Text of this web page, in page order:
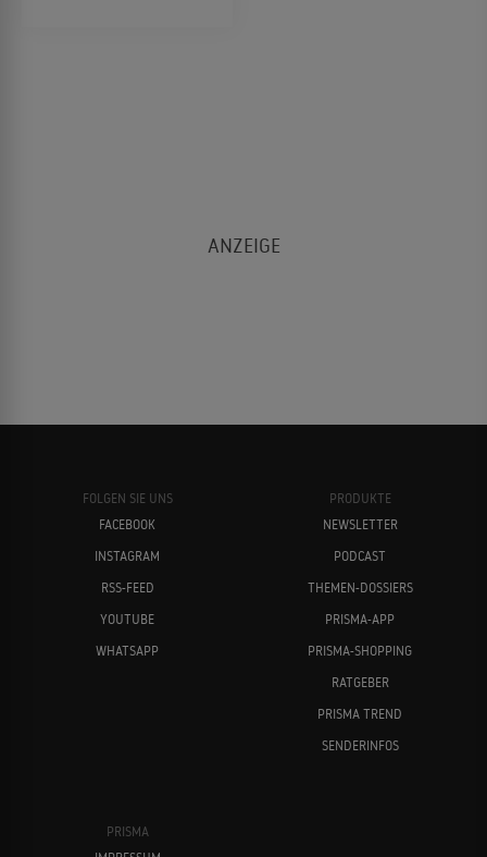
FOLGEN SIE UNS
FACEBOOK
INSTAGRAM
RSS-FEED
YOUTUBE
WHATSAPP
PRODUKTE
NEWSLETTER
PODCAST
THEMEN-DOSSIERS
PRISMA-APP
PRISMA-SHOPPING
RATGEBER
PRISMA TREND
SENDERINFOS
PRISMA